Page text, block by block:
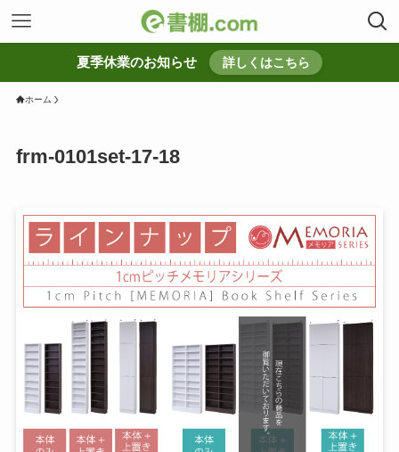
夏季休業のお知らせ 詳しくはこちら
ホーム
frm-0101set-17-18